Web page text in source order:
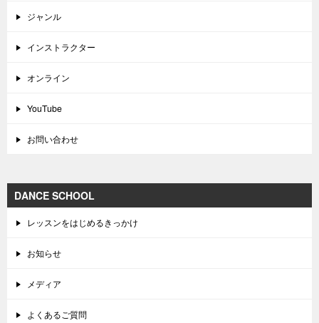
ジャンル
インストラクター
オンライン
YouTube
お問い合わせ
DANCE SCHOOL
レッスンをはじめるきっかけ
お知らせ
メディア
よくあるご質問